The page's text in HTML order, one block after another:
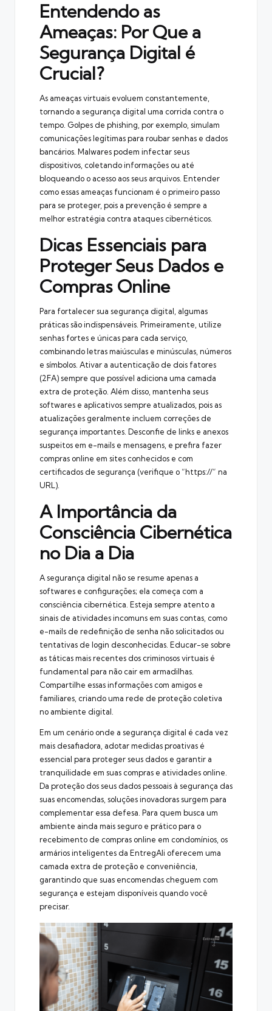
Entendendo as
Ameaças: Por Que a
Segurança Digital é
Crucial?
As ameaças virtuais evoluem constantemente,
tornando a segurança digital uma corrida contra o
tempo. Golpes de phishing, por exemplo, simulam
comunicações legítimas para roubar senhas e dados
bancários. Malwares podem infectar seus
dispositivos, coletando informações ou até
bloqueando o acesso aos seus arquivos. Entender
como essas ameaças funcionam é o primeiro passo
para se proteger, pois a prevenção é sempre a
melhor estratégia contra ataques cibernéticos.
Dicas Essenciais para
Proteger Seus Dados e
Compras Online
Para fortalecer sua segurança digital, algumas
práticas são indispensáveis. Primeiramente, utilize
senhas fortes e únicas para cada serviço,
combinando letras maiúsculas e minúsculas, números
e símbolos. Ativar a autenticação de dois fatores
(2FA) sempre que possível adiciona uma camada
extra de proteção. Além disso, mantenha seus
softwares e aplicativos sempre atualizados, pois as
atualizações geralmente incluem correções de
segurança importantes. Desconfie de links e anexos
suspeitos em e-mails e mensagens, e prefira fazer
compras online em sites conhecidos e com
certificados de segurança (verifique o “https://” na
URL).
A Importância da
Consciência Cibernética
no Dia a Dia
A segurança digital não se resume apenas a
softwares e configurações; ela começa com a
consciência cibernética. Esteja sempre atento a
sinais de atividades incomuns em suas contas, como
e-mails de redefinição de senha não solicitados ou
tentativas de login desconhecidas. Educar-se sobre
as táticas mais recentes dos criminosos virtuais é
fundamental para não cair em armadilhas.
Compartilhe essas informações com amigos e
familiares, criando uma rede de proteção coletiva
no ambiente digital.
Em um cenário onde a segurança digital é cada vez
mais desafiadora, adotar medidas proativas é
essencial para proteger seus dados e garantir a
tranquilidade em suas compras e atividades online.
Da proteção dos seus dados pessoais à segurança das
suas encomendas, soluções inovadoras surgem para
complementar essa defesa. Para quem busca um
ambiente ainda mais seguro e prático para o
recebimento de compras online em condomínios, os
armários inteligentes da EntregAli oferecem uma
camada extra de proteção e conveniência,
garantindo que suas encomendas cheguem com
segurança e estejam disponíveis quando você
precisar.